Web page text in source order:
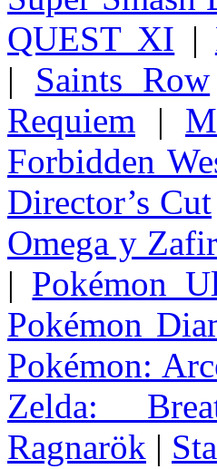
QUEST XI |
| Saints Row
Requiem |
Forbidden
Director’s Cut
Omega y
| Pokémon
Pokémon
Pokémon:
Zelda:
Ragnarök |